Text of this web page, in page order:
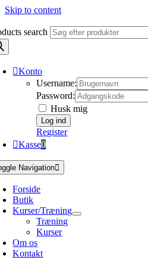
Skip to content
search
Konto
Username:
Password:
Husk mig
Register
Kasse0
Navigation
Forside
Butik
Kurser/Træning
Træning
Kurser
Om os
Kontakt